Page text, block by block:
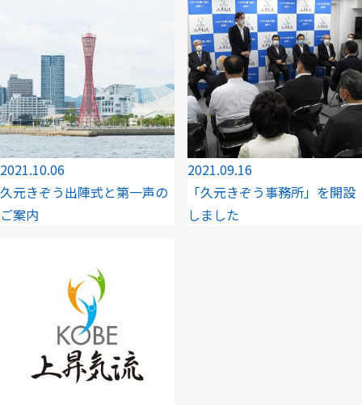
2021.10.06
久元きぞう出陣式と第一声の
ご案内
2021.09.16
「久元きぞう事務所」を開設
しました